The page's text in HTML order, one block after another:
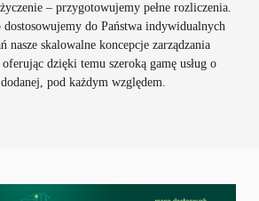
– przygotowujemy pełne rozliczenia.
do Państwa indywidualnych
nasze skalowalne koncepcje zarządzania
oferując dzięki temu szeroką gamę usług o
pod każdym względem.